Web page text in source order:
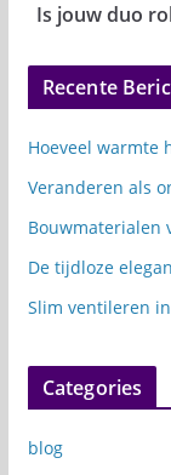
Is jouw duo
Recente
Hoeveel warmte
Veranderen als
Bouwmaterialen
De tijdloze
Slim ventileren
Categories
blog